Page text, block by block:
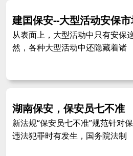
建囯保安--大型活动安保
从表面上，大型活动中只有安保
然，各种大型活动中还隐藏着诸
湖南保安，保安员七不准
新法规“保安员七不准”规范针对
违法犯罪时有发生，国务院法制